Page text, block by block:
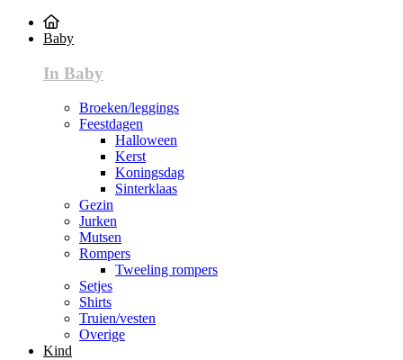
Baby
In Baby
Broeken/leggings
Feestdagen
Halloween
Kerst
Koningsdag
Sinterklaas
Gezin
Jurken
Mutsen
Rompers
Tweeling rompers
Setjes
Shirts
Truien/vesten
Overige
Kind